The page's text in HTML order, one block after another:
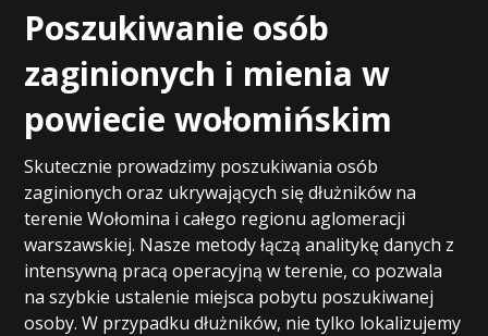
Poszukiwanie osób
zaginionych i mienia w
powiecie wołomińskim
Skutecznie prowadzimy poszukiwania osób
zaginionych oraz ukrywających się dłużników na
terenie Wołomina i całego regionu aglomeracji
warszawskiej. Nasze metody łączą analitykę danych z
intensywną pracą operacyjną w terenie, co pozwala
na szybkie ustalenie miejsca pobytu poszukiwanej
osoby. W przypadku dłużników, nie tylko lokalizujemy